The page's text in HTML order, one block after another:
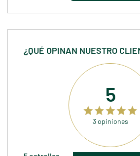
¿QUÉ OPINAN NUESTRO
5
3 opiniones